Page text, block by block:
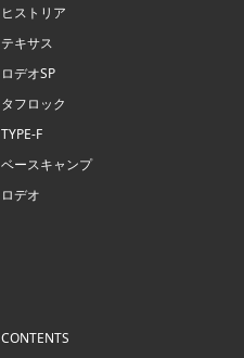
ヒストリア
テキサス
ロデオSP
タフロック
TYPE-F
ベースキャンプ
ロデオ
CONTENTS